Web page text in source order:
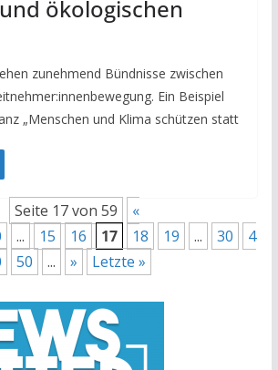
ökologischen
zunehmend Bündnisse zwischen
Ein Beispiel
„Menschen und Klima schützen statt
Seite 17 von 59
«
... 15 16 17 18 19 ... 30
4
50 ... » Letzte »